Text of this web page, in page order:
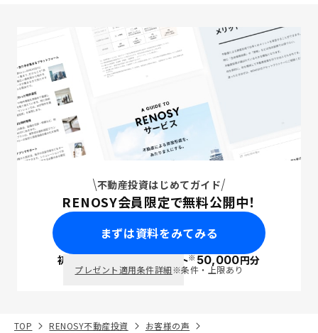
不動産投資はじめてガイド
RENOSY会員限定で無料公開中！
まずは資料をみてみる
初回面談で ポイント※50,000円分
プレゼント適用条件詳細※条件・上限あり
TOP RENOSY不動産投資
お客様の声